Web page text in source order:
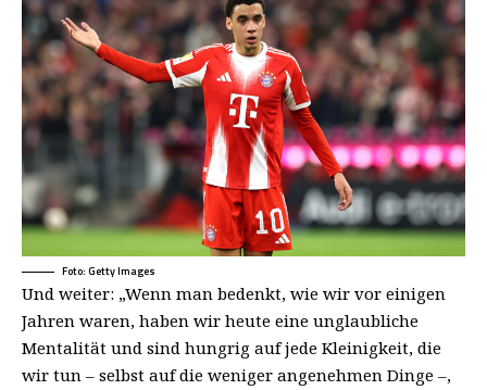
Foto: Getty Images
Und weiter: „Wenn man bedenkt, wie wir vor einigen
Jahren waren, haben wir heute eine unglaubliche
Mentalität und sind hungrig auf jede Kleinigkeit, die
wir tun – selbst auf die weniger angenehmen Dinge –,